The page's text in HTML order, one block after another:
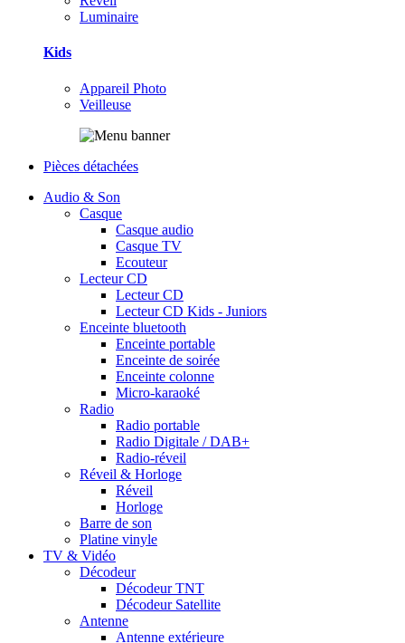
Luminaire
Kids
Appareil Photo
Veilleuse
Pièces détachées
Audio & Son
Casque
Casque audio
Casque TV
Ecouteur
Lecteur CD
Lecteur CD
Lecteur CD Kids - Juniors
Enceinte bluetooth
Enceinte portable
Enceinte de soirée
Enceinte colonne
Micro-karaoké
Radio
Radio portable
Radio Digitale / DAB+
Radio-réveil
Réveil & Horloge
Réveil
Horloge
Barre de son
Platine vinyle
TV & Vidéo
Décodeur
Décodeur TNT
Décodeur Satellite
Antenne
Antenne extérieure